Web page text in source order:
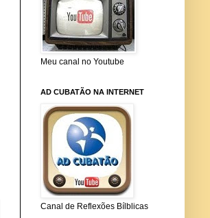
Meu canal no Youtube
AD CUBATÃO NA INTERNET
Canal de Reflexões Bílblicas